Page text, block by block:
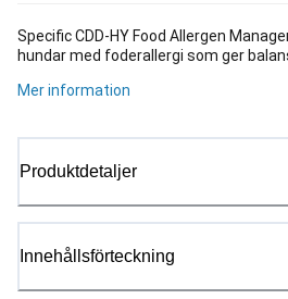
Specific CDD-HY Food Allergen
hundar med foderallergi som ger
Mer information
Produktdetaljer
Innehållsförteckning